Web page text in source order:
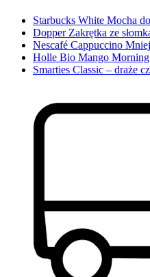
Starbucks White Mocha
Dopper Zakrętka ze
Nescafé Cappuccino
Holle Bio Mango
Smarties Classic – draże